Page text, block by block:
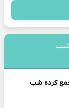
شب
کرده شب